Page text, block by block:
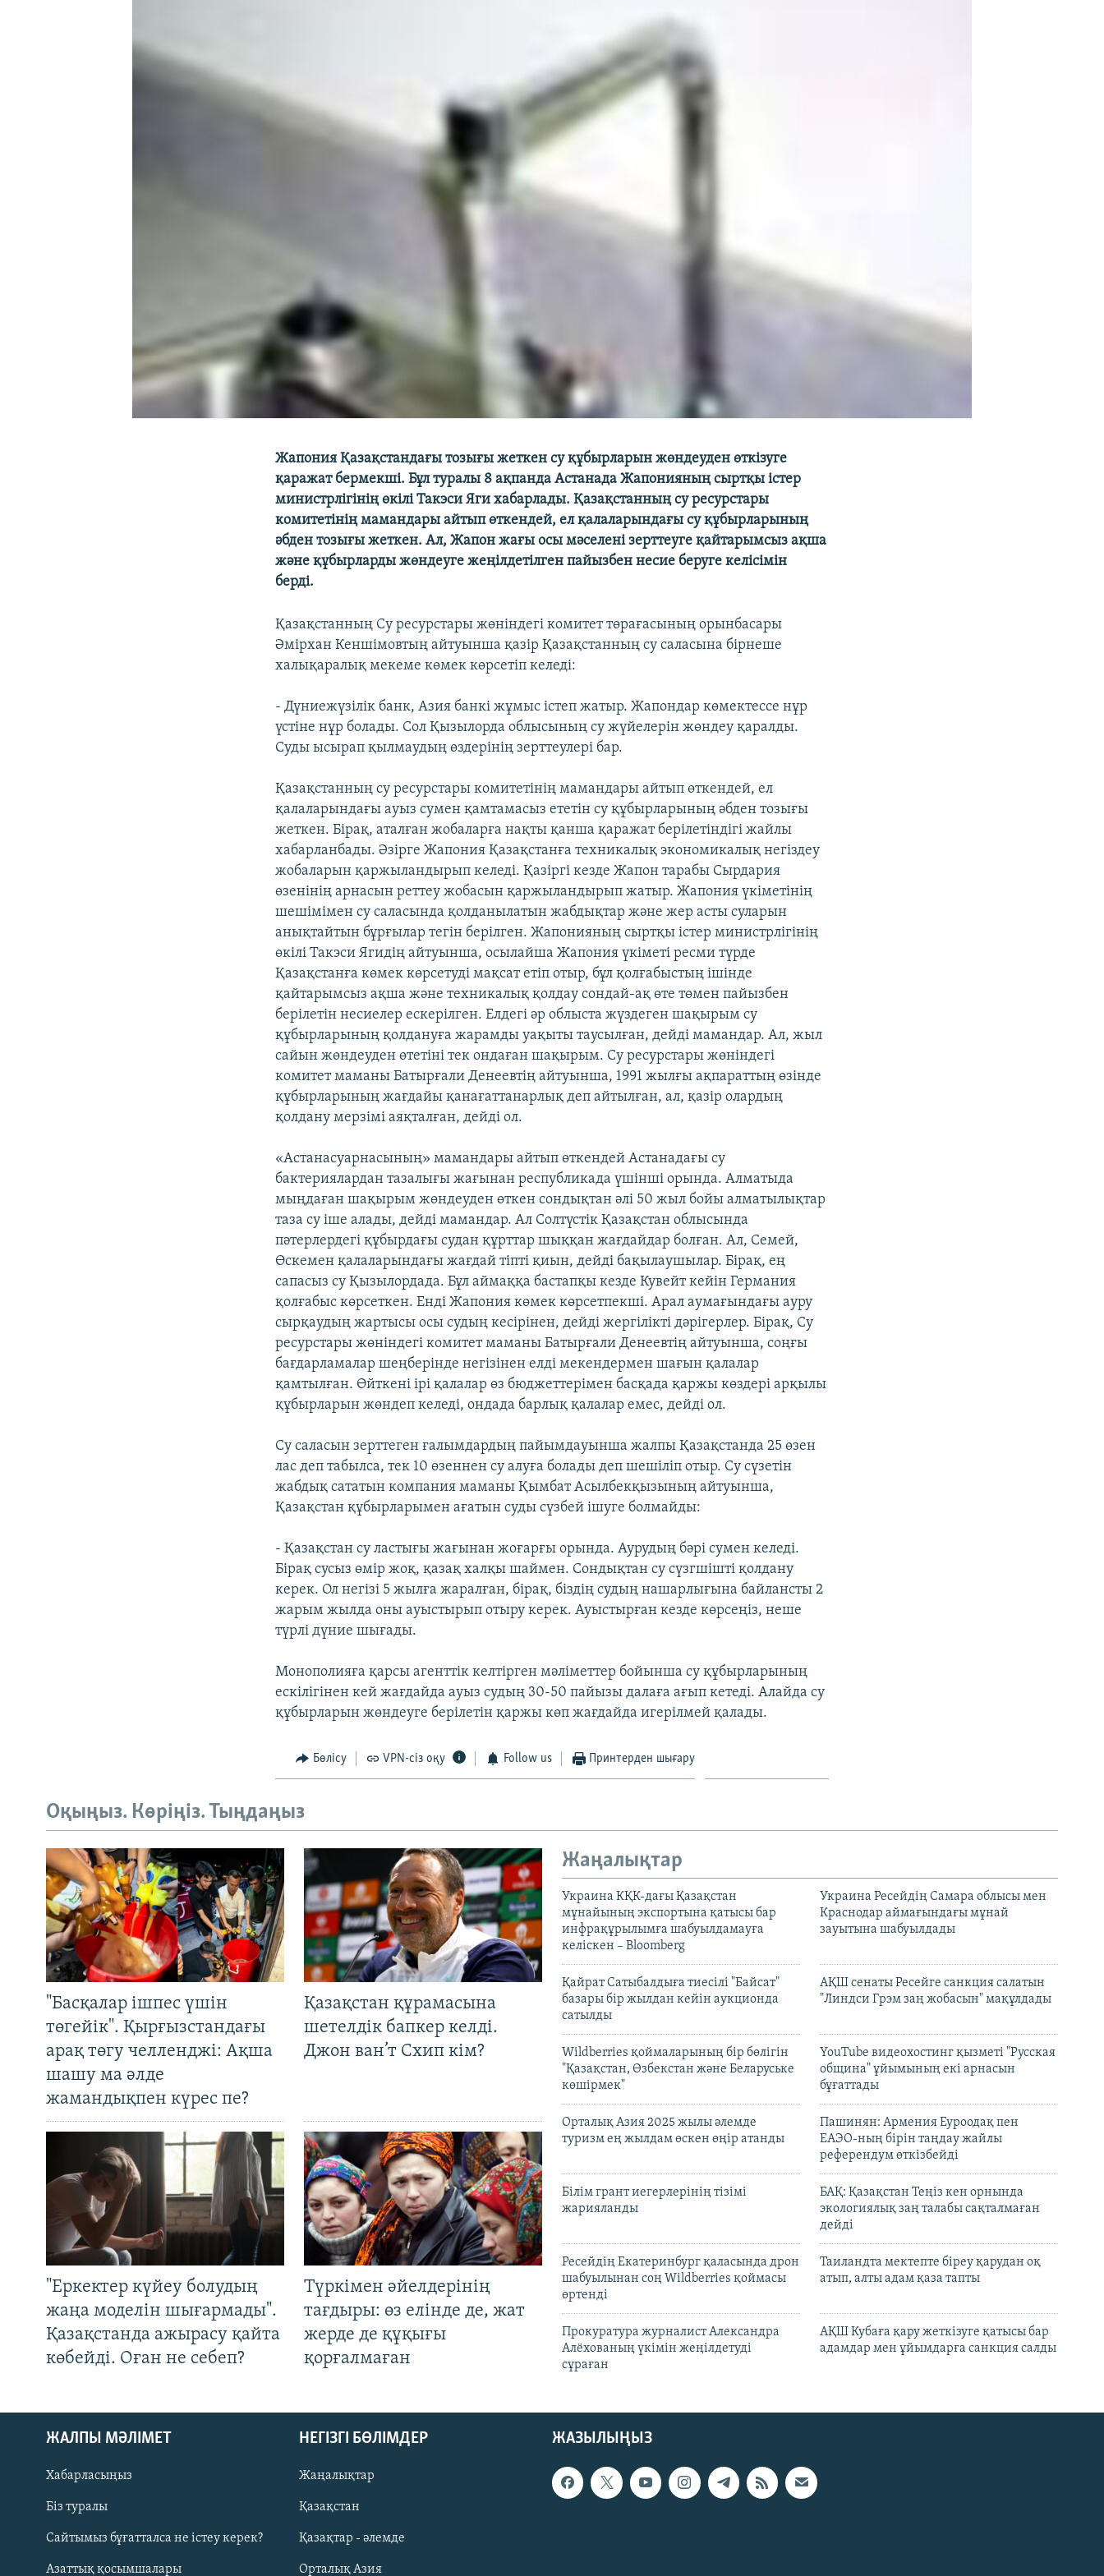
Русский
Жапония Қазақстандағы тозығы жеткен су құбырларын жөндеуден өткізуге
қаражат бермекші. Бұл туралы 8 ақпанда Астанада Жапонияның сыртқы істер
министрлігінің өкілі Такэси Яги хабарлады. Қазақстанның су ресурстары
комитетінің мамандары айтып өткендей, ел қалаларындағы су құбырларының
әбден тозығы жеткен. Ал, Жапон жағы осы мәселені зерттеуге қайтарымсыз ақша
және құбырларды жөндеуге жеңілдетілген пайызбен несие беруге келісімін
берді.
Қазақстанның Су ресурстары жөніндегі комитет төрағасының орынбасары
Әмірхан Кеншімовтың айтуынша қазір Қазақстанның су саласына бірнеше
халықаралық мекеме көмек көрсетіп келеді:
- Дүниежүзілік банк, Азия банкі жұмыс істеп жатыр. Жапондар көмектессе нұр
үстіне нұр болады. Сол Қызылорда облысының су жүйелерін жөндеу қаралды.
Суды ысырап қылмаудың өздерінің зерттеулері бар.
Қазақстанның су ресурстары комитетінің мамандары айтып өткендей, ел
қалаларындағы ауыз сумен қамтамасыз ететін су құбырларының әбден тозығы
жеткен. Бірақ, аталған жобаларға нақты қанша қаражат берілетіндігі жайлы
хабарланбады. Әзірге Жапония Қазақстанға техникалық экономикалық негіздеу
жобаларын қаржыландырып келеді. Қазіргі кезде Жапон тарабы Сырдария
өзенінің арнасын реттеу жобасын қаржыландырып жатыр. Жапония үкіметінің
шешімімен су саласында қолданылатын жабдықтар және жер асты суларын
анықтайтын бұрғылар тегін берілген. Жапонияның сыртқы істер министрлігінің
өкілі Такэси Ягидің айтуынша, осылайша Жапония үкіметі ресми түрде
Қазақстанға көмек көрсетуді мақсат етіп отыр, бұл қолғабыстың ішінде
қайтарымсыз ақша және техникалық қолдау сондай-ақ өте төмен пайызбен
берілетін несиелер ескерілген. Елдегі әр облыста жүздеген шақырым су
құбырларының қолдануға жарамды уақыты таусылған, дейді мамандар. Ал, жыл
сайын жөндеуден өтетіні тек ондаған шақырым. Су ресурстары жөніндегі
комитет маманы Батырғали Денеевтің айтуынша, 1991 жылғы ақпараттың өзінде
құбырларының жағдайы қанағаттанарлық деп айтылған, ал, қазір олардың
қолдану мерзімі аяқталған, дейді ол.
«Астанасуарнасының» мамандары айтып өткендей Астанадағы су
бактериялардан тазалығы жағынан республикада үшінші орында. Алматыда
мыңдаған шақырым жөндеуден өткен сондықтан әлі 50 жыл бойы алматылықтар
таза су іше алады, дейді мамандар. Ал Солтүстік Қазақстан облысында
пәтерлердегі құбырдағы судан құрттар шыққан жағдайдар болған. Ал, Семей,
Өскемен қалаларындағы жағдай тіпті қиын, дейді бақылаушылар. Бірақ, ең
сапасыз су Қызылордада. Бұл аймаққа бастапқы кезде Кувейт кейін Германия
қолғабыс көрсеткен. Енді Жапония көмек көрсетпекші. Арал аумағындағы ауру
сырқаудың жартысы осы судың кесірінен, дейді жергілікті дәрігерлер. Бірақ, Су
ресурстары жөніндегі комитет маманы Батырғали Денеевтің айтуынша, соңғы
бағдарламалар шеңберінде негізінен елді мекендермен шағын қалалар
қамтылған. Өйткені ірі қалалар өз бюджеттерімен басқада қаржы көздері арқылы
құбырларын жөндеп келеді, ондада барлық қалалар емес, дейді ол.
Су саласын зерттеген ғалымдардың пайымдауынша жалпы Қазақстанда 25 өзен
лас деп табылса, тек 10 өзеннен су алуға болады деп шешіліп отыр. Су сүзетін
жабдық сататын компания маманы Қымбат Асылбекқызының айтуынша,
Қазақстан құбырларымен ағатын суды сүзбей ішуге болмайды:
- Қазақстан су ластығы жағынан жоғарғы орында. Аурудың бәрі сумен келеді.
Бірақ сусыз өмір жоқ, қазақ халқы шаймен. Сондықтан су сүзгшішті қолдану
керек. Ол негізі 5 жылға жаралған, бірақ, біздің судың нашарлығына байлансты 2
жарым жылда оны ауыстырып отыру керек. Ауыстырған кезде көрсеңіз, неше
түрлі дүние шығады.
Монополияға қарсы агенттік келтірген мәліметтер бойынша су құбырларының
ескілігінен кей жағдайда ауыз судың 30-50 пайызы далаға ағып кетеді. Алайда су
құбырларын жөндеуге берілетін қаржы көп жағдайда игерілмей қалады.
Бөлісу VPN-сіз оқу Follow us Принтерден шығару
Оқыңыз. Көріңіз. Тыңдаңыз
"Басқалар ішпес үшін
төгейік". Қырғызстандағы
арақ төгу челленджі: Ақша
шашу ма әлде
жамандықпен күрес пе?
Қазақстан құрамасына
шетелдік бапкер келді.
Джон ван’т Схип кім?
"Еркектер күйеу болудың
жаңа моделін шығармады".
Қазақстанда ажырасу қайта
көбейді. Оған не себеп?
Түркімен әйелдерінің
тағдыры: өз елінде де, жат
жерде де құқығы
қорғалмаған
Жаңалықтар
Украина КҚК-дағы Қазақстан
мұнайының экспортына қатысы бар
инфрақұрылымға шабуылдамауға
келіскен – Bloomberg
Украина Ресейдің Самара облысы мен
Краснодар аймағындағы мұнай
зауытына шабуылдады
Қайрат Сатыбалдыға тиесілі "Байсат"
базары бір жылдан кейін аукционда
сатылды
АҚШ сенаты Ресейге санкция салатын
"Линдси Грэм заң жобасын" мақұлдады
Wildberries қоймаларының бір бөлігін
"Қазақстан, Өзбекстан және Беларуське
көшірмек"
YouTube видеохостинг қызметі "Русская
община" ұйымының екі арнасын
бұғаттады
Орталық Азия 2025 жылы әлемде
туризм ең жылдам өскен өңір атанды
Пашинян: Армения Еуроодақ пен
ЕАЭО-ның бірін таңдау жайлы
референдум өткізбейді
Білім грант иегерлерінің тізімі
жарияланды
БАҚ: Қазақстан Теңіз кен орнында
экологиялық заң талабы сақталмаған
дейді
Ресейдің Екатеринбург қаласында дрон
шабуылынан соң Wildberries қоймасы
өртенді
Таиландта мектепте біреу қарудан оқ
атып, алты адам қаза тапты
Прокуратура журналист Александра
Алёхованың үкімін жеңілдетуді
сұраған
АҚШ Кубаға қару жеткізуге қатысы бар
адамдар мен ұйымдарға санкция салды
ЖАЗЫЛЫҢЫЗ
ЖАЛПЫ МӘЛІМЕТ
Хабарласыңыз
Біз туралы
Сайтымыз бұғатталса не істеу керек?
Азаттық қосымшалары
НЕГІЗГІ БӨЛІМДЕР
Жаңалықтар
Қазақстан
Қазақтар - әлемде
Орталық Азия